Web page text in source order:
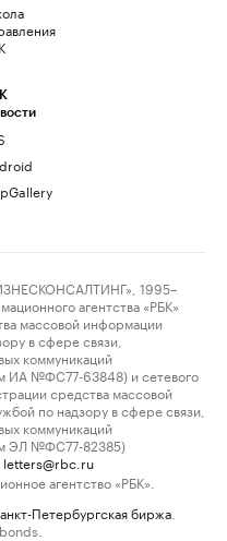
1995–
агентства «РБК»
массовой информации
в сфере связи,
коммуникаций
ИА №ФС77-63848) и сетевого
средства массовой
по надзору в сфере связи,
коммуникаций
ЭЛ №ФС77-82385)
letters@rbc.ru
агентство «РБК».
Петербургская биржа